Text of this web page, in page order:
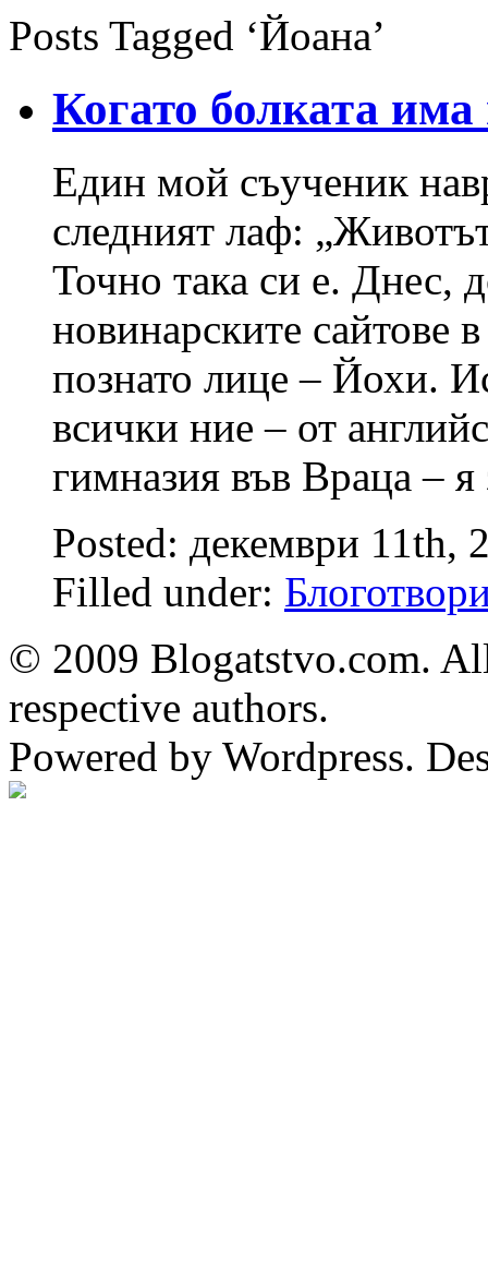
Posts Tagged ‘Йоана’
Когато болката има
Един мой съученик
следният лаф:
Точно така си е. Днес,
новинарските сайтове
познато лице – Йохи.
всички ние – от
гимназия във Враца –
Posted: декември 11th,
Filled under:
© 2009 Blogatstvo.com.
respective authors.
Powered by Wordpress.